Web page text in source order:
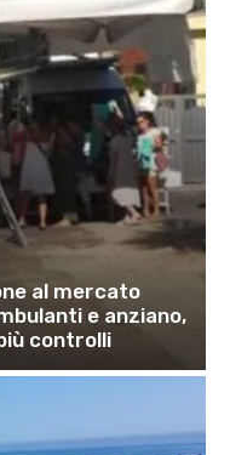
al mercato
e anziano,
controlli